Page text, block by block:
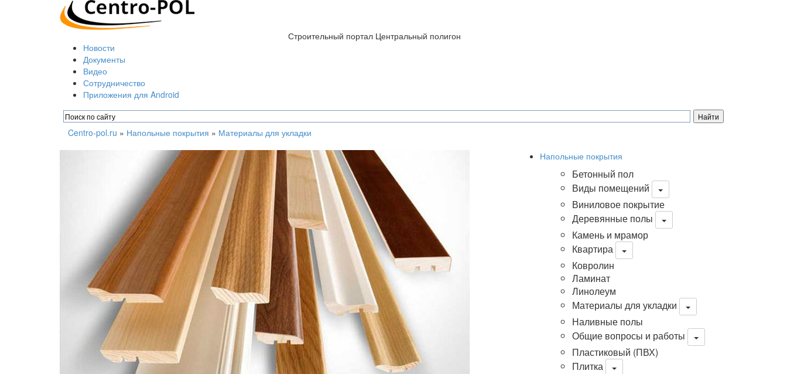
Строительный портал Центральный полигон
Новости
Документы
Видео
Сотрудничество
Приложения для Android
Centro-pol.ru » Напольные покрытия » Материалы для укладки
Напольные покрытия
Бетонный пол
Виды помещений
Виниловое покрытие
Деревянные полы
Камень и мрамор
Квартира
Ковролин
Ламинат
Линолеум
Материалы для укладки
Наливные полы
Общие вопросы и работы
Пластиковый (ПВХ)
Плитка